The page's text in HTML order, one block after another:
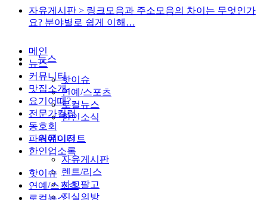
자유게시판 > 링크모음과 주소모음의 차이는 무엇인가
요? 분야별로 쉽게 이해…
뉴스
핫이슈
연예/스포츠
로컬뉴스
한인소식
커뮤니티
자유게시판
렌트/리스
사고팔고
진실의방
메인
뉴스
커뮤니티
맛집소개
요기어때?
전문가컬럼
동호회
파워에이전트
한인업소록
핫이슈
연예/스포츠
로컬뉴스